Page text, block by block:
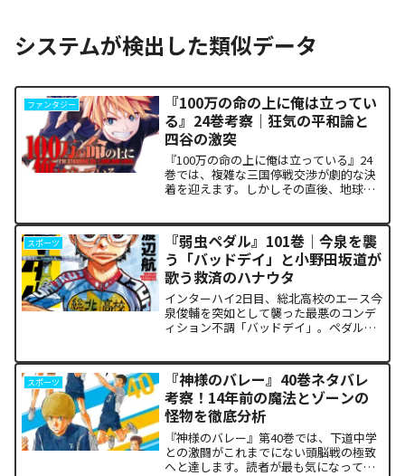
システムが検出した類似データ
ファンタジー
『100万の命の上に俺は立ってい
る』24巻考察｜狂気の平和論と
四谷の激突
『100万の命の上に俺は立っている』24
巻では、複雑な三国停戦交渉が劇的な決
着を迎えます。しかしその直後、地球を
ち塞がります。彼が主張する「狂気の平
和論」と四谷友助たち...
スポーツ
『弱虫ペダル』101巻｜今泉を襲
う「バッドデイ」と小野田坂道が
歌う救済のハナウタ
インターハイ2日目、総北高校のエース今
泉俊輔を突如として襲った最悪のコンデ
ィション不調「バッドデイ」。ペダルを
坂道が選択した驚くべき行動が描かれま
す。科学的な限界や競技...
スポーツ
『神様のバレー』40巻ネタバレ
考察！14年前の魔法とゾーンの
怪物を徹底分析
『神様のバレー』第40巻では、下道中学
との激闘がこれまでにない頭脳戦の極致
へと達します。読者が最も気になってい